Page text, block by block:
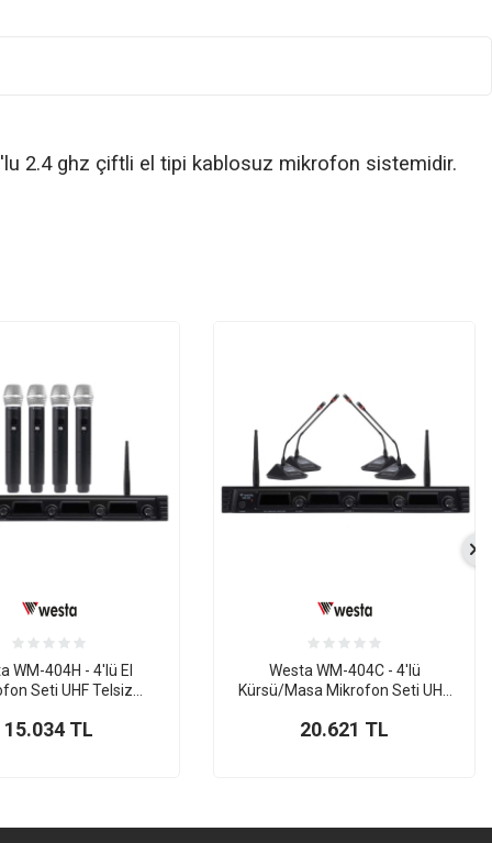
2.4 ghz çiftli el tipi kablosuz mikrofon sistemidir.
WM-404H - 4'lü El
Seti UHF Telsiz
15.034 TL
Westa WM-404C - 4'lü
Kürsü/Masa Mikrofon Seti UHF
20.621 TL